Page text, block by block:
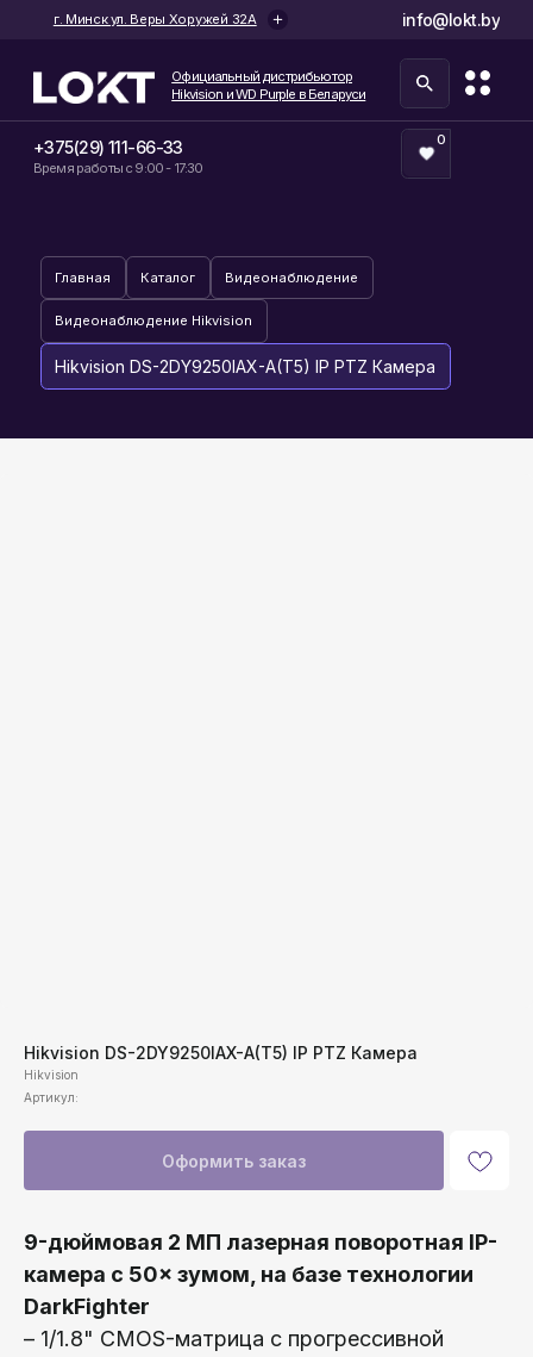
Hikvision DS-2DY9250IAX-A(T5) IP PTZ Камера
+375(29) 111-66-33
г. Минск ул. Веры Хоружей 32А
0
Время работы с 9:00 - 17:30
Hikvision DS-2DY9250IAX-A(T5) IP PTZ Камера
Hikvision
Артикул:
Оформить заказ
9-дюймовая 2 МП лазерная поворотная IP-
камера с 50× зумом, на базе технологии
DarkFighter
– 1/1.8" CMOS-матрица с прогрессивной